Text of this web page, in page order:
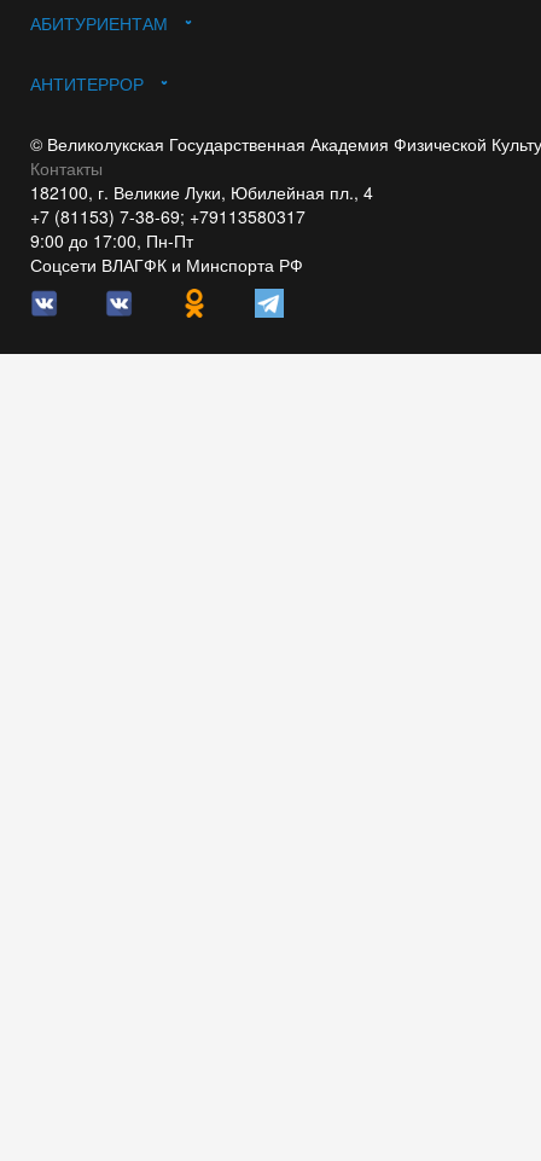
АБИТУРИЕНТАМ
АНТИТЕРРОР
© Великолукская Государственная Академия Физической
Контакты
182100, г. Великие Луки, Юбилейная пл., 4
+7 (81153) 7-38-69; +79113580317
9:00 до 17:00, Пн-Пт
Соцсети ВЛАГФК и Минспорта РФ